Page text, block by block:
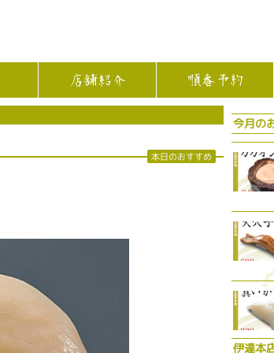
店舗紹介 順番予約
本日のおすすめ
今月の
伊達本